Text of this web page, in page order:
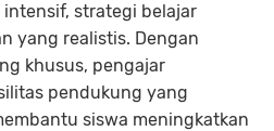
strategi belajar
yang realistis. Dengan
khusus, pengajar
pendukung yang
siswa meningkatkan